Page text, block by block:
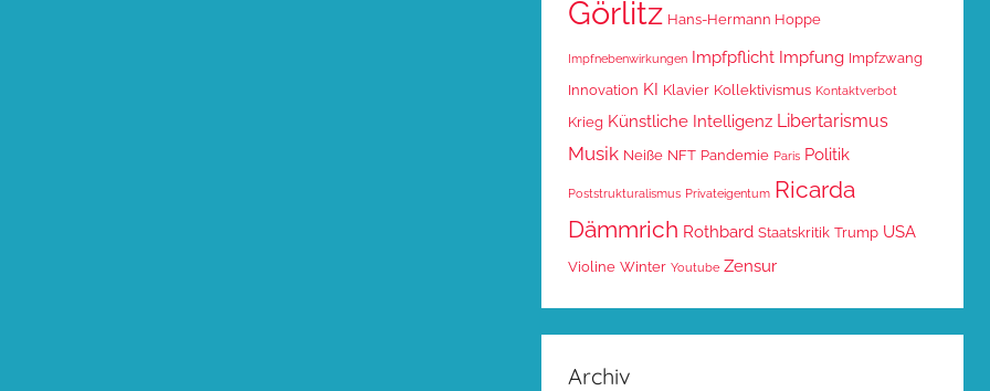
Görlitz Hans-Hermann Hoppe
Impfnebenwirkungen Impfpflicht Impfung Impfzwang
Innovation KI Klavier Kollektivismus Kontaktverbot
Krieg Künstliche Intelligenz Libertarismus
Musik Neiße NFT Pandemie Paris Politik
Poststrukturalismus Privateigentum Ricarda
Dämmrich Rothbard Staatskritik Trump USA
Violine Winter Youtube Zensur
Archiv